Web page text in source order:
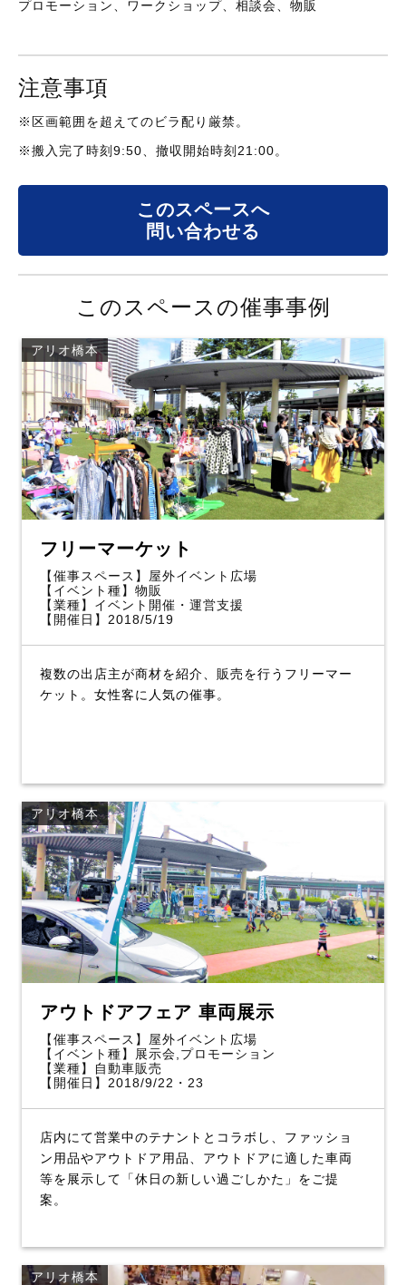
プロモーション、ワークショップ、相談会、物販
注意事項
※区画範囲を超えてのビラ配り厳禁。
※搬入完了時刻9:50、撤収開始時刻21:00。
このスペースへ
問い合わせる
このスペースの催事事例
アリオ橋本
フリーマーケット
【催事スペース】屋外イベント広場
【イベント種】物販
【業種】イベント開催・運営支援
【開催日】2018/5/19
複数の出店主が商材を紹介、販売を行うフリーマー
ケット。女性客に人気の催事。
アリオ橋本
アウトドアフェア 車両展示
【催事スペース】屋外イベント広場
【イベント種】展示会,プロモーション
【業種】自動車販売
【開催日】2018/9/22・23
店内にて営業中のテナントとコラボし、ファッショ
ン用品やアウトドア用品、アウトドアに適した車両
等を展示して「休日の新しい過ごしかた」をご提
案。
アリオ橋本